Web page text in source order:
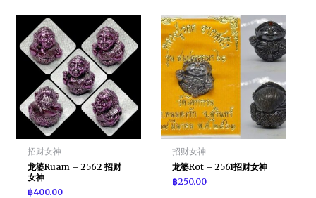
招财女神
龙婆Ruam – 2562 招财
女神
฿400.00
招财女神
龙婆Rot – 2561招财女神
฿250.00